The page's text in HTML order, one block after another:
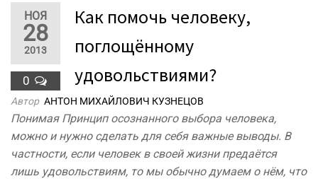
НОЯ
28
2013
0
Как помочь человеку,
поглощённому
удовольствиями?
Автор АНТОН МИХАЙЛОВИЧ КУЗНЕЦОВ
Понимая Принцип осознанного выбора человека,
можно и нужно сделать для себя важные выводы. В
частности, если человек в своей жизни предаётся
лишь удовольствиям, то мы обычно думаем о нём, что